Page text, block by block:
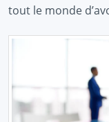
tout le monde